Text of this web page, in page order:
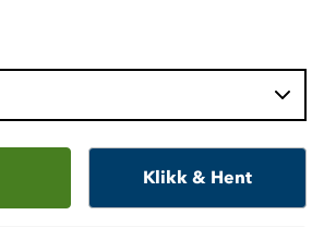
Klikk & Hent